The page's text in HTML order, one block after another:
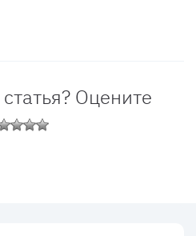
Оцените